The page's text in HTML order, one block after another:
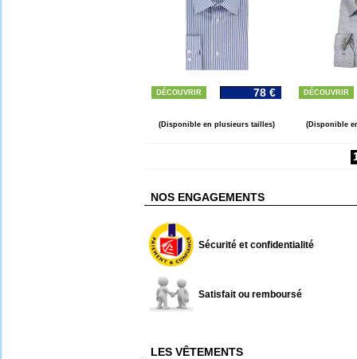
DÉCOUVRIR 78 €
(Disponible en plusieurs tailles)
DÉCOUVRIR
(Disponible
NOS ENGAGEMENTS
Sécurité et confidentialité
Satisfait ou remboursé
LES VÊTEMENTS